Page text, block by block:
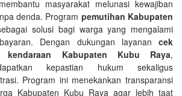
masyarakat melunasi kewajiban
denda. Program pemutihan Kabupaten
solusi bagi warga yang mengalami
Dengan dukungan layanan cek
kendaraan Kabupaten Kubu Raya,
kepastian hukum sekaligus
Program ini menekankan transparansi
Kabupaten Kubu Raya agar lebih taat